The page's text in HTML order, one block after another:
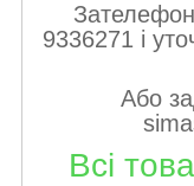
9336271 і
Або
Всі